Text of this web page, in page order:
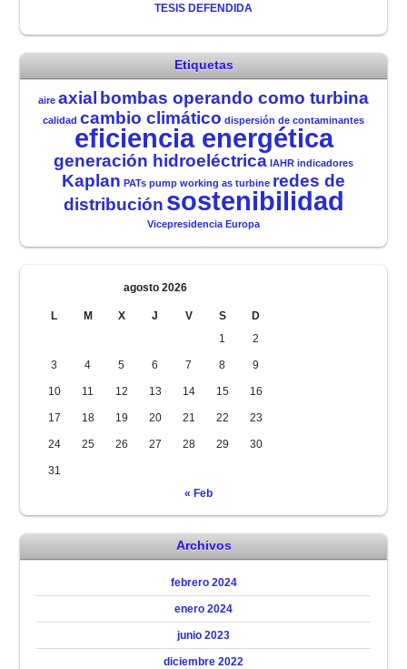
TESIS DEFENDIDA
Etiquetas
aire axial bombas operando como turbina
calidad cambio climático dispersión de contaminantes
eficiencia energética
generación hidroeléctrica IAHR indicadores
Kaplan PATs pump working as turbine redes de
distribución sostenibilidad
Vicepresidencia Europa
agosto 2026
L M X J V S
D
1
2
3 4 5 6 7 8 9
10 11 12 13 14 15 16
17 18 19 20 21 22 23
24 25 26 27 28 29 30
31
« Feb
Archivos
febrero 2024
enero 2024
junio 2023
diciembre 2022